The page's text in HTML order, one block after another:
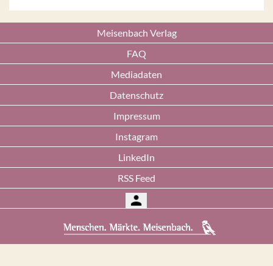
Meisenbach Verlag
FAQ
Mediadaten
Datenschutz
Impressum
Instagram
LinkedIn
RSS Feed